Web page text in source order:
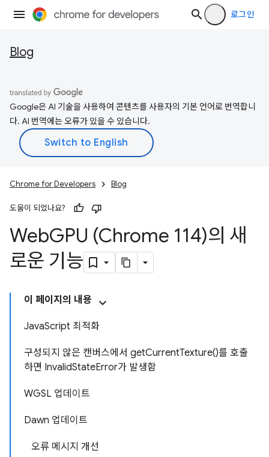
로그인
Blog
Google은 AI 기술을 사용하여 콘텐츠를 사용자의 기본 언어로 번역합니
다. AI 번역에는 오류가 있을 수 있습니다.
Chrome for Developers Blog
도움이 되었나요?
WebGPU (Chrome 114)의 새
로운 기능
이 페이지의 내용
JavaScript 최적화
구성되지 않은 캔버스에서 getCurrentTexture()를 호출
하면 InvalidStateError가 발생함
WGSL 업데이트
Dawn 업데이트
오류 메시지 개선